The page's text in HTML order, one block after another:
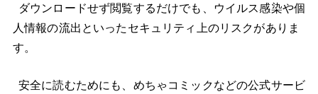
ダウンロードせず閲覧するだけでも、ウイルス感染や個
人情報の流出といったセキュリティ上のリスクがありま
す。
安全に読むためにも、めちゃコミックなどの公式サービ